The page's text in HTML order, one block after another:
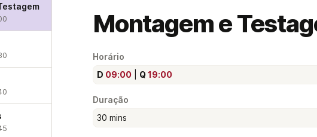
Montagem e
Horário
D 09:00 Q 19:00
Duração
30 mins